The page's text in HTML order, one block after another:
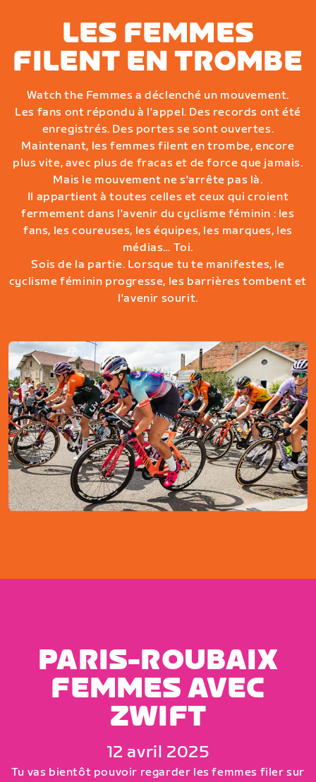
LES FEMMES
FILENT EN TROMBE
Watch the Femmes a déclenché un mouvement.
Les fans ont répondu à l'appel. Des records ont été
enregistrés. Des portes se sont ouvertes.
Maintenant, les femmes filent en trombe, encore
plus vite, avec plus de fracas et de force que jamais.
Mais le mouvement ne s'arrête pas là.
Il appartient à toutes celles et ceux qui croient
fermement dans l'avenir du cyclisme féminin : les
fans, les coureuses, les équipes, les marques, les
médias… Toi.
Sois de la partie. Lorsque tu te manifestes, le
cyclisme féminin progresse, les barrières tombent et
l'avenir sourit.
PARIS-ROUBAIX
FEMMES AVEC
ZWIFT
12 avril 2025
Tu vas bientôt pouvoir regarder les femmes filer sur